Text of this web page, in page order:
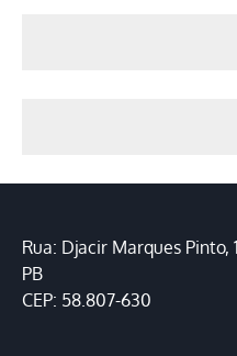
Rua: Djacir Marques Pinto,
PB
CEP: 58.807-630